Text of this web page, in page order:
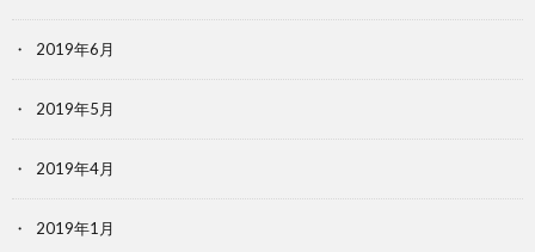
2019年6月
2019年5月
2019年4月
2019年1月